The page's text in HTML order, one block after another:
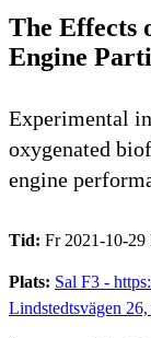
The Effects
Engine
Experimental
oxygenated
engine
Tid: Fr 2021-10-29
Plats: Sal F3 -
Lindstedtsvägen